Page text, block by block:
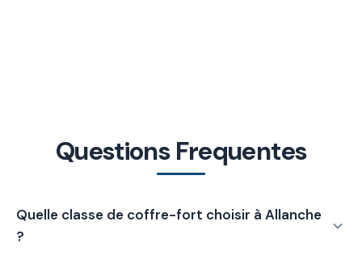
Questions Frequentes
Quelle classe de coffre-fort choisir à Allanche
?